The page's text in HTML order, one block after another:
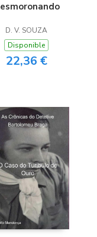
D. V. SOUZA
Disponible
22,36 €